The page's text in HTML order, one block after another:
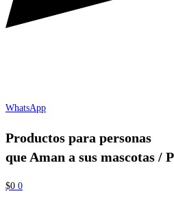
WhatsApp
Productos para personas
que Aman a sus mascotas /
$0 0